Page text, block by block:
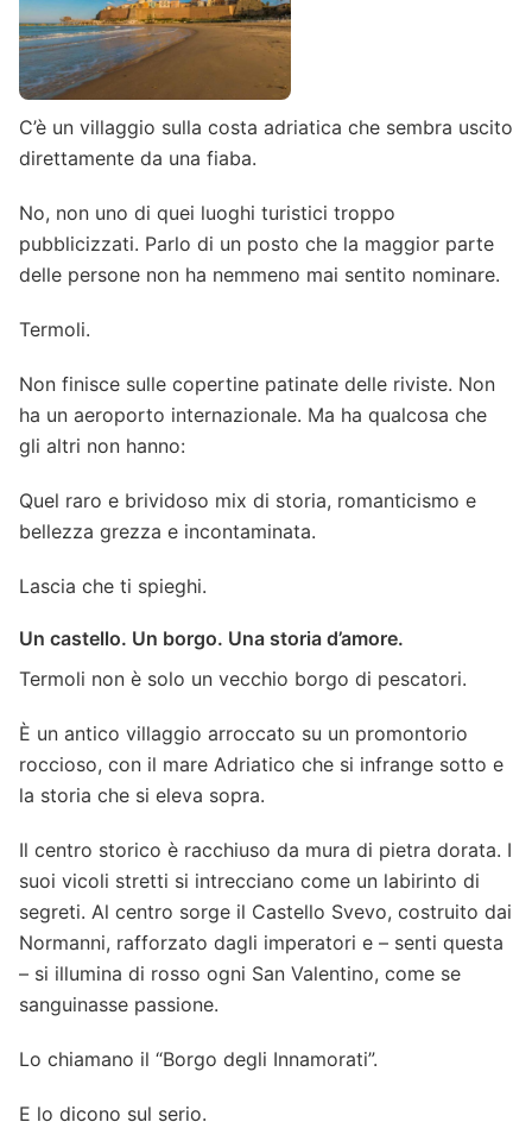
C’è un villaggio sulla costa adriatica che sembra uscito
direttamente da una fiaba.
No, non uno di quei luoghi turistici troppo
pubblicizzati. Parlo di un posto che la maggior parte
delle persone non ha nemmeno mai sentito nominare.
Termoli.
Non finisce sulle copertine patinate delle riviste. Non
ha un aeroporto internazionale. Ma ha qualcosa che
gli altri non hanno:
Quel raro e brividoso mix di storia, romanticismo e
bellezza grezza e incontaminata.
Lascia che ti spieghi.
Un castello. Un borgo. Una storia d’amore.
Termoli non è solo un vecchio borgo di pescatori.
È un antico villaggio arroccato su un promontorio
roccioso, con il mare Adriatico che si infrange sotto e
la storia che si eleva sopra.
Il centro storico è racchiuso da mura di pietra dorata. I
suoi vicoli stretti si intrecciano come un labirinto di
segreti. Al centro sorge il Castello Svevo, costruito dai
Normanni, rafforzato dagli imperatori e – senti questa
– si illumina di rosso ogni San Valentino, come se
sanguinasse passione.
Lo chiamano il “Borgo degli Innamorati”.
E lo dicono sul serio.